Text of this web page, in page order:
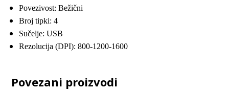
Povezivost: Bežični
Broj tipki: 4
Sučelje: USB
Rezolucija (DPI): 800-1200-1600
Povezani proizvodi